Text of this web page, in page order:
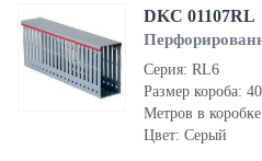
DKC 01107RL
Серия: RL6
Размер короба:
Метров в
Цвет: Серый